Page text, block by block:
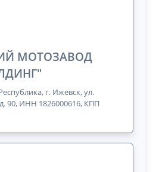
МОТОЗАВОД
г. Ижевск, ул.
90, ИНН 1826000616, КПП